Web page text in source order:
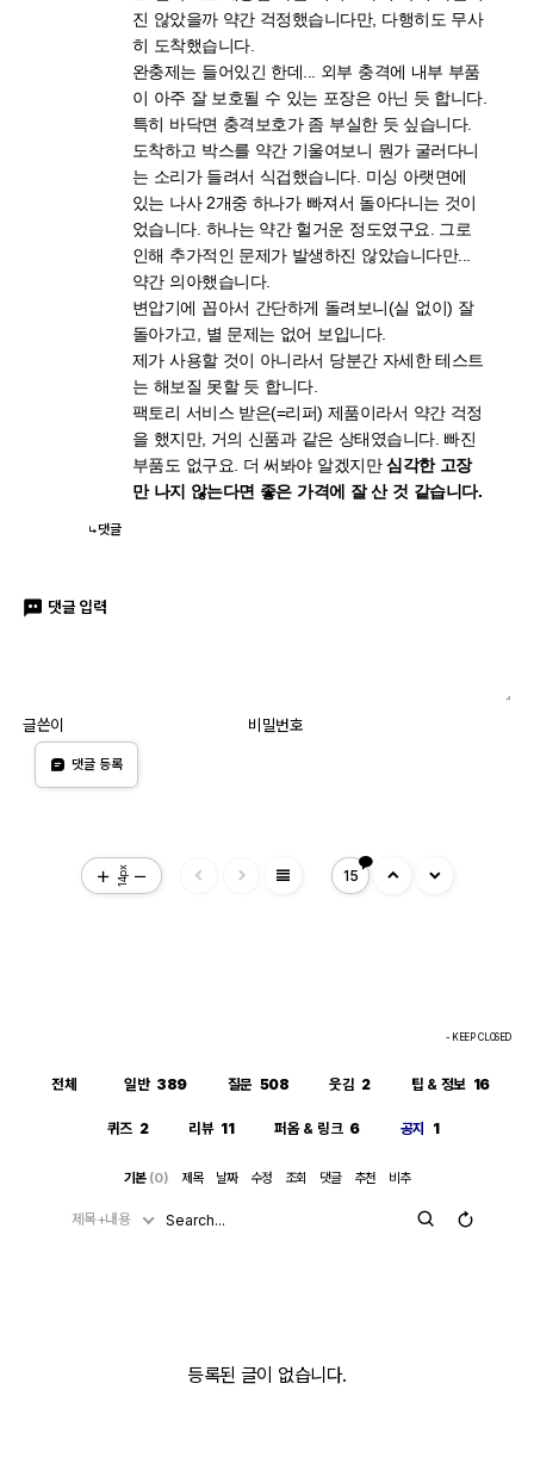
진 않았을까 약간 걱정했습니다만, 다행히도 무사
히 도착했습니다.
완충제는 들어있긴 한데... 외부 충격에 내부 부품
이 아주 잘 보호될 수 있는 포장은 아닌 듯 합니다.
특히 바닥면 충격보호가 좀 부실한 듯 싶습니다.
도착하고 박스를 약간 기울여보니 뭔가 굴러다니
는 소리가 들려서 식겁했습니다. 미싱 아랫면에
있는 나사 2개중 하나가 빠져서 돌아다니는 것이
었습니다. 하나는 약간 헐거운 정도였구요. 그로
인해 추가적인 문제가 발생하진 않았습니다만...
약간 의아했습니다.
변압기에 꼽아서 간단하게 돌려보니(실 없이) 잘
돌아가고, 별 문제는 없어 보입니다.
제가 사용할 것이 아니라서 당분간 자세한 테스트
는 해보질 못할 듯 합니다.
팩토리 서비스 받은(=리퍼) 제품이라서 약간 걱정
을 했지만, 거의 신품과 같은 상태였습니다. 빠진
부품도 없구요. 더 써봐야 알겠지만심각한 고장
만 나지 않는다면 좋은 가격에 잘 산 것 같습니다.
댓글
댓글 입력
글쓴이 비밀번호
댓글 등록
14px view_headline 15
- KEEP CLOSED
전체 일반 389 질문 508 웃김 2 팁 & 정보 16
퀴즈 2 리뷰 11 퍼옴 & 링크 6 공지 1
기본 (0) 제목 날짜 수정 조회 댓글 추천 비추
제목+내용
등록된 글이 없습니다.